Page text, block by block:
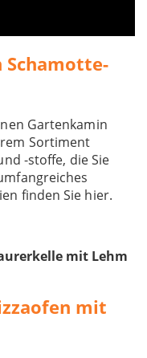
Gartenkamin
Sortiment
-stoffe, die Sie
finden Sie hier.
mit